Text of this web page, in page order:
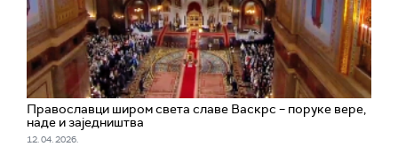
Православци широм света славе Васкрс – поруке вере,
наде и заједништва
12. 04. 2026.